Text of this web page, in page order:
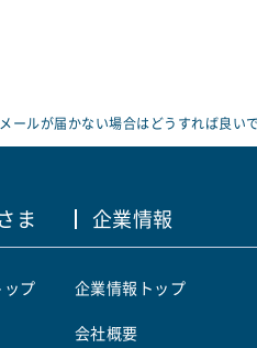
ールが届かない場合はどうすれば良い
ま
プ
企業情報
企業情報トップ
会社概要